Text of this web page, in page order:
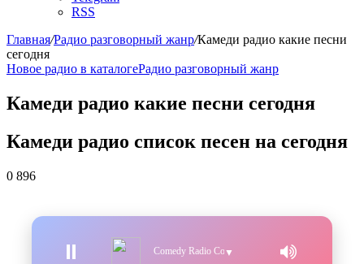
RSS
Главная/Радио разговорный жанр/Камеди радио какие песни
сегодня
Новое радио в каталогеРадио разговорный жанр
Камеди радио какие песни сегодня
Камеди радио список песен на сегодня
0 896
Comedy Radio Comedy Club
▼